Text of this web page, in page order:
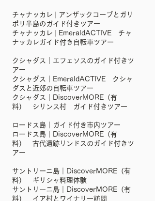
チャナッカレ | アンザックコーブとガリ
ポリ半島のガイド付きツアー
チャナッカレ | EmeraldACTIVE チャ
ナッカレガイド付き自転車ツアー
クシャダス｜エフェソスのガイド付きツ
アー
クシャダス｜EmeraldACTIVE クシャ
ダスと近郊の自転車ツアー
クシャダス｜DiscoverMORE（有
料） シリンス村 ガイド付きツアー
ロードス島｜ガイド付き市内ツアー
ロードス島｜DiscoverMORE（有
料） 古代遺跡リンドスのガイド付きツ
アー
サントリーニ島｜DiscoverMORE（有
料） ギリシャ料理体験
サントリーニ島｜DiscoverMORE（有
料） イア村とワイナリー訪問